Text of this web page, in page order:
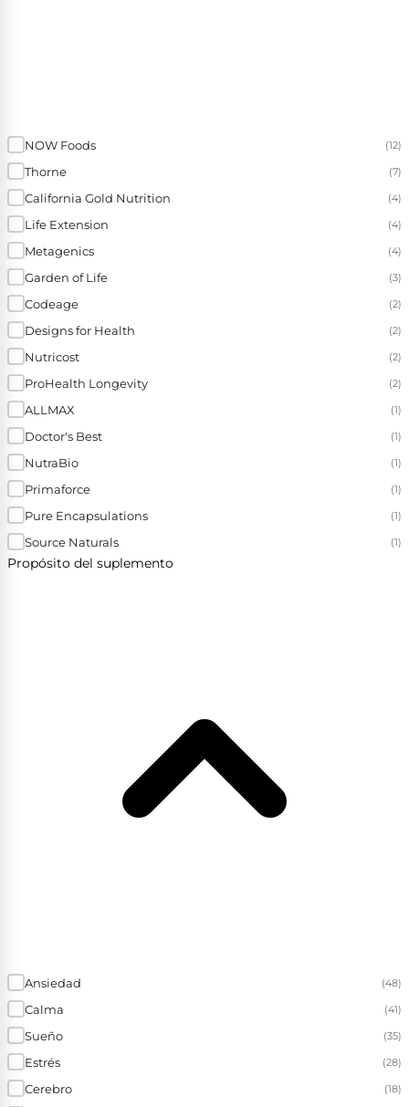
NOW Foods (12)
Thorne (7)
California Gold Nutrition (4)
Life Extension (4)
Metagenics (4)
Garden of Life (3)
Codeage (2)
Designs for Health (2)
Nutricost (2)
ProHealth Longevity (2)
ALLMAX (1)
Doctor's Best (1)
NutraBio (1)
Primaforce (1)
Pure Encapsulations (1)
Source Naturals (1)
Propósito del suplemento
Ansiedad (48)
Calma (41)
Sueño (35)
Estrés (28)
Cerebro (18)